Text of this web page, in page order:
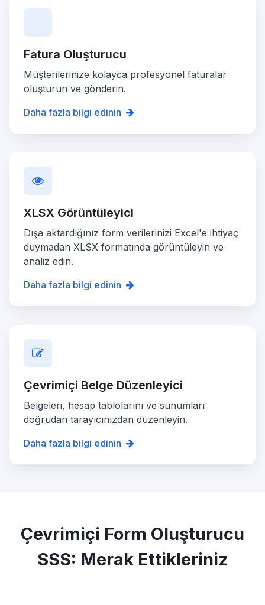
Fatura Oluşturucu
Müşterilerinize kolayca profesyonel faturalar
oluşturun ve gönderin.
Daha fazla bilgi edinin
XLSX Görüntüleyici
Dışa aktardığınız form verilerinizi Excel'e ihtiyaç
duymadan XLSX formatında görüntüleyin ve
analiz edin.
Daha fazla bilgi edinin
Çevrimiçi Belge Düzenleyici
Belgeleri, hesap tablolarını ve sunumları
doğrudan tarayıcınızdan düzenleyin.
Daha fazla bilgi edinin
Çevrimiçi Form Oluşturucu
SSS: Merak Ettikleriniz